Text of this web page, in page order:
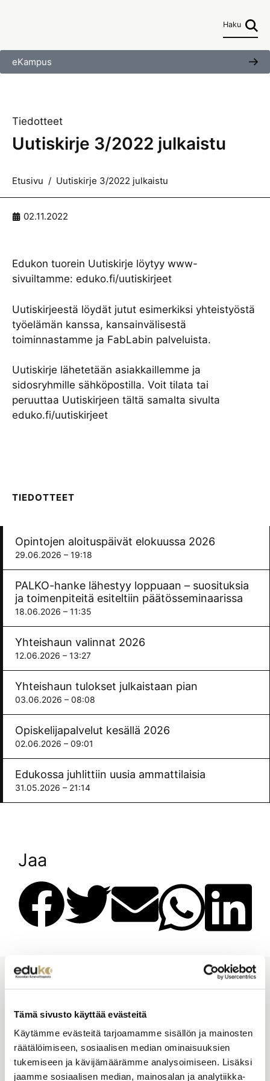
Tämä sivusto käyttää evästeitä
Käytämme evästeitä tarjoamamme sisällön ja mainosten
räätälöimiseen, sosiaalisen median ominaisuuksien
tukemiseen ja kävijämäärämme analysoimiseen. Lisäksi
jaamme sosiaalisen median, mainosalan ja analytiikka-
Haku
eKampus
Tiedotteet
Uutiskirje 3/2022 julkaistu
Etusivu / Uutiskirje 3/2022 julkaistu
02.11.2022
Edukon tuorein Uutiskirje löytyy www-
sivuiltamme: eduko.fi/uutiskirjeet
Uutiskirjeestä löydät jutut esimerkiksi yhteistyöstä
työelämän kanssa, kansainvälisestä
toiminnastamme ja FabLabin palveluista.
Uutiskirje lähetetään asiakkaillemme ja
sidosryhmille sähköpostilla. Voit tilata tai
peruuttaa Uutiskirjeen tältä samalta sivulta
eduko.fi/uutiskirjeet
TIEDOTTEET
Opintojen aloituspäivät elokuussa 2026
29.06.2026 19:18
PALKO-hanke lähestyy loppuaan – suosituksia
ja toimenpiteitä esiteltiin päätösseminaarissa
18.06.2026 11:35
Yhteishaun valinnat 2026
12.06.2026 13:27
Yhteishaun tulokset julkaistaan pian
03.06.2026 08:08
Opiskelijapalvelut kesällä 2026
02.06.2026 09:01
Edukossa juhlittiin uusia ammattilaisia
31.05.2026 21:14
Jaa
Taitajantie 2B,
45100 Kouvola
Laskutustiedot